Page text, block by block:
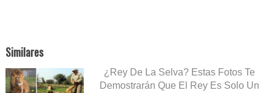
Similares
¿Rey De La Selva? Estas Fotos Te
Demostrarán Que El Rey Es Solo Un